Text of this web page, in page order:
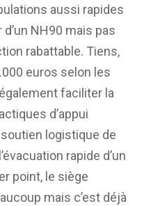
aussi rapides
NH90 mais pas
rabattable. Tiens,
euros selon les
faciliter la
d’appui
logistique de
rapide d’un
point, le siège
mais c’est déjà